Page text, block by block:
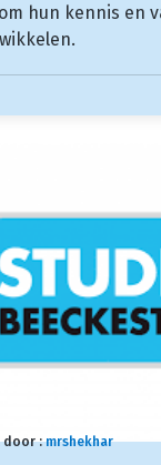
hun kennis en
door :mrshekhar